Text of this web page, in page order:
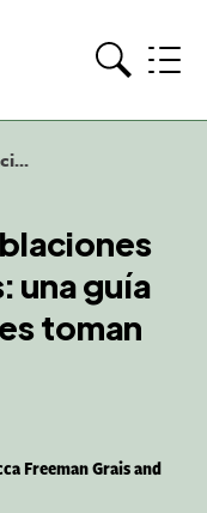
una guía
toman
Freeman Grais and